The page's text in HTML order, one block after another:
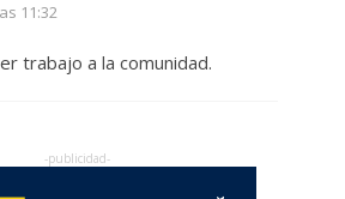
11:32
trabajo a la comunidad.